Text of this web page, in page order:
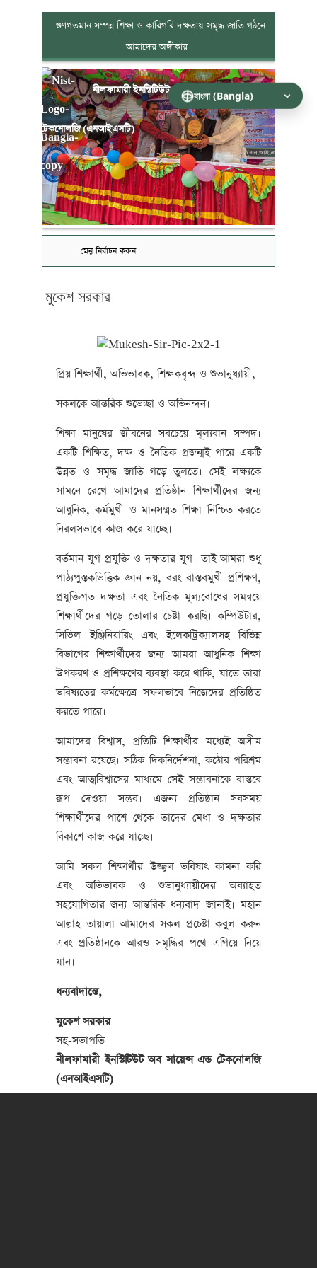
গুণগতমান সম্পন্ন শিক্ষা ও কারিগরি দক্ষতায় সমৃদ্ধ জাতি গঠনে
আমাদের অঙ্গীকার
নীলফামারী ইনস্টিটিউট অব সায়েন্স এন্ড
টেকনোলজি (এনআইএসটি)
মেনু নির্বাচন করুন
মুকেশ সরকার
প্রিয় শিক্ষার্থী, অভিভাবক, শিক্ষকবৃন্দ ও শুভানুধ্যায়ী,
সকলকে আন্তরিক শুভেচ্ছা ও অভিনন্দন।
শিক্ষা মানুষের জীবনের সবচেয়ে মূল্যবান সম্পদ।
একটি শিক্ষিত, দক্ষ ও নৈতিক প্রজন্মই পারে একটি
উন্নত ও সমৃদ্ধ জাতি গড়ে তুলতে। সেই লক্ষ্যকে
সামনে রেখে আমাদের প্রতিষ্ঠান শিক্ষার্থীদের জন্য
আধুনিক, কর্মমুখী ও মানসম্মত শিক্ষা নিশ্চিত করতে
নিরলসভাবে কাজ করে যাচ্ছে।
বর্তমান যুগ প্রযুক্তি ও দক্ষতার যুগ। তাই আমরা শুধু
পাঠ্যপুস্তকভিত্তিক জ্ঞান নয়, বরং বাস্তবমুখী প্রশিক্ষণ,
প্রযুক্তিগত দক্ষতা এবং নৈতিক মূল্যবোধের সমন্বয়ে
শিক্ষার্থীদের গড়ে তোলার চেষ্টা করছি। কম্পিউটার,
সিভিল ইঞ্জিনিয়ারিং এবং ইলেকট্রিক্যালসহ বিভিন্ন
বিভাগের শিক্ষার্থীদের জন্য আমরা আধুনিক শিক্ষা
উপকরণ ও প্রশিক্ষণের ব্যবস্থা করে থাকি, যাতে তারা
ভবিষ্যতের কর্মক্ষেত্রে সফলভাবে নিজেদের প্রতিষ্ঠিত
করতে পারে।
আমাদের বিশ্বাস, প্রতিটি শিক্ষার্থীর মধ্যেই অসীম
সম্ভাবনা রয়েছে। সঠিক দিকনির্দেশনা, কঠোর পরিশ্রম
এবং আত্মবিশ্বাসের মাধ্যমে সেই সম্ভাবনাকে বাস্তবে
রূপ দেওয়া সম্ভব। এজন্য প্রতিষ্ঠান সবসময়
শিক্ষার্থীদের পাশে থেকে তাদের মেধা ও দক্ষতার
বিকাশে কাজ করে যাচ্ছে।
আমি সকল শিক্ষার্থীর উজ্জ্বল ভবিষ্যৎ কামনা করি
এবং অভিভাবক ও শুভানুধ্যায়ীদের অব্যাহত
সহযোগিতার জন্য আন্তরিক ধন্যবাদ জানাই। মহান
আল্লাহ তায়ালা আমাদের সকল প্রচেষ্টা কবুল করুন
এবং প্রতিষ্ঠানকে আরও সমৃদ্ধির পথে এগিয়ে নিয়ে
যান।
ধন্যবাদান্তে,
মুকেশ সরকার
সহ-সভাপতি
নীলফামারী ইনস্টিটিউট অব সায়েন্স এন্ড টেকনোলজি
(এনআইএসটি)